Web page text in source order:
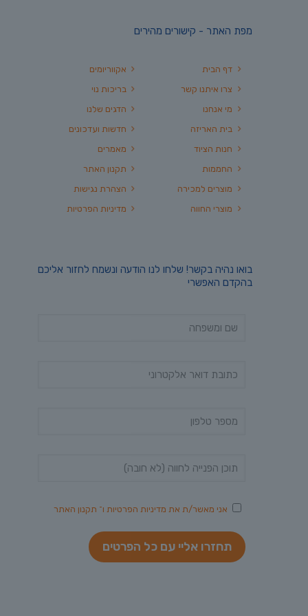
מפת האתר - קישורים מהירים
אקווריומים
בריכות נוי
הדגים שלנו
חדשות ועדכונים
מאמרים
תקנון האתר
הצהרת נגישות
מדיניות הפרטיות
דף הבית
צרו איתנו קשר
מי אנחנו
בית האריזה
חנות הציוד
החממות
מוצרים למכירה
מוצרי החווה
בואו נהיה בקשר! שלחו לנו הודעה ונשמח לחזור אליכם
בהקדם האפשרי
אני מאשר/ת את מדיניות הפרטיות ו־ תקנון האתר